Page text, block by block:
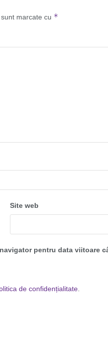
marcate cu *
Site web
pentru data viitoare
de confidențialitate